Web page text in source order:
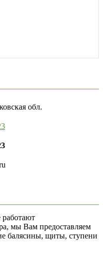
обл.
работают
мы Вам предоставляем
балясины, щиты, ступени